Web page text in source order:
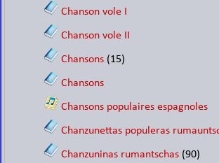
Chanson vole I
Chanson vole II
Chansons (15)
Chansons
Chansons populaires espagnoles
Chanzunettas populeras
Chanzuninas rumantschas (90)